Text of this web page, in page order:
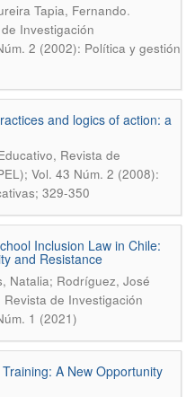
Tapia, Fernando.
Investigación
2 (2002): Política y gestión
and logics of action: a
Revista de
Vol. 43 Núm. 2 (2008):
329-350
Inclusion Law in Chile:
and Resistance
Natalia; Rodríguez, José
de Investigación
1 (2021)
A New Opportunity